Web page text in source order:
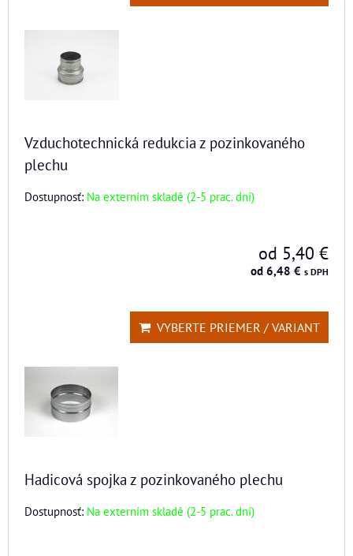
Vzduchotechnická redukcia z pozinkovaného
plechu
Dostupnosť: Na externím skladě (2-5 prac. dní)
od 5,40 €
od 6,48 € s DPH
VYBERTE PRIEMER / VARIANT
Hadicová spojka z pozinkovaného plechu
Dostupnosť: Na externím skladě (2-5 prac. dní)